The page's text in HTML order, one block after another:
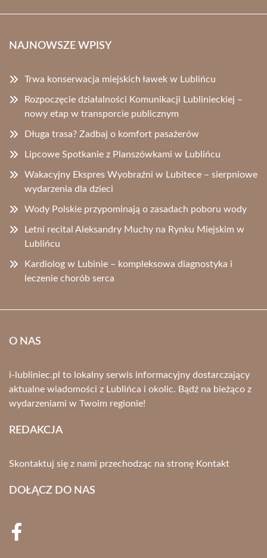
NAJNOWSZE WPISY
Trwa konserwacja miejskich ławek w Lublińcu
Rozpoczęcie działalności Komunikacji Lublinieckiej –
nowy etap w transporcie publicznym
Długa trasa? Zadbaj o komfort pasażerów
Lipcowe Spotkanie z Planszówkami w Lublińcu
Wakacyjny Ekspres Wyobraźni w Lubitece – sierpniowe
wydarzenia dla dzieci
Wody Polskie przypominają o zasadach poboru wody
Letni recital Aleksandry Muchy na Rynku Miejskim w
Lublińcu
Kardiolog w Lubinie – kompleksowa diagnostyka i
leczenie chorób serca
O NAS
i-lubliniec.pl to lokalny serwis informacyjny dostarczający
aktualne wiadomości z Lublińca i okolic. Bądź na bieżąco z
wydarzeniami w Twoim regionie!
REDAKCJA
Skontaktuj się z nami przechodząc na stronę Kontakt
DOŁĄCZ DO NAS